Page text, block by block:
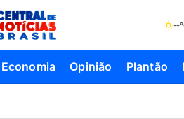
--
Economia Opinião Plantão